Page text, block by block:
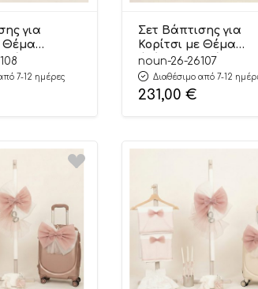
για
Θέμα
Μήλο
7-12 ημέρες
Σετ Βάπτισης για
Κορίτσι με Θέμα
Φιόγκος με Πέρλες
Εκρού-Σάπιο Μήλο
Γκλίτερ 26107
noun-26-26107
Διαθέσιμο από 7-12
231,00 €